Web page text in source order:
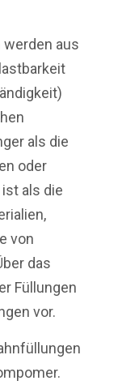
aus
als die
oder
als die
von
das
Füllungen
vor.